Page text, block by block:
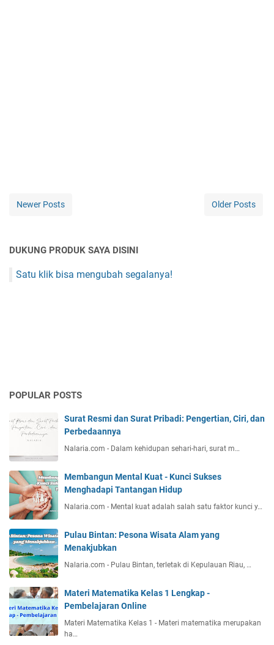
Newer Posts Older Posts
DUKUNG PRODUK SAYA DISINI
Satu klik bisa mengubah segalanya!
POPULAR POSTS
Surat Resmi dan Surat Pribadi: Pengertian, Ciri, dan
Perbedaannya
Nalaria.com - Dalam kehidupan sehari-hari, surat m…
Membangun Mental Kuat - Kunci Sukses
Menghadapi Tantangan Hidup
Nalaria.com - Mental kuat adalah salah satu faktor kunci y…
Pulau Bintan: Pesona Wisata Alam yang
Menakjubkan
Nalaria.com - Pulau Bintan, terletak di Kepulauan Riau, …
Materi Matematika Kelas 1 Lengkap -
Pembelajaran Online
Materi Matematika Kelas 1 - Materi matematika merupakan
ha…